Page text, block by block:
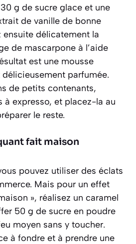
g de sucre glace et une
de vanille de bonne
ensuite délicatement la
de mascarpone à l’aide
est une mousse
parfumée.
de petits contenants,
à expresso, et placez-la au
le reste.
fait maison
pouvez utiliser des éclats
Mais pour un effet
», réalisez un caramel
50 g de sucre en poudre
moyen sans y toucher.
à fondre et à prendre une